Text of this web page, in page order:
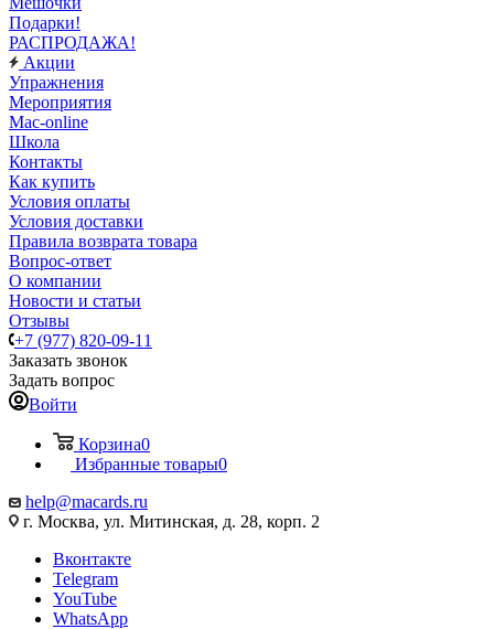
Подарки!
РАСПРОДАЖА!
Акции
Упражнения
Мероприятия
Mac-online
Школа
Контакты
Как купить
Условия оплаты
Условия доставки
Правила возврата товара
Вопрос-ответ
О компании
Новости и статьи
Отзывы
+7 (977) 820-09-11
Заказать звонок
Задать вопрос
Войти
Корзина0
Избранные товары0
help@macards.ru
г. Москва, ул. Митинская, д. 28, корп. 2
Вконтакте
Telegram
YouTube
WhatsApp